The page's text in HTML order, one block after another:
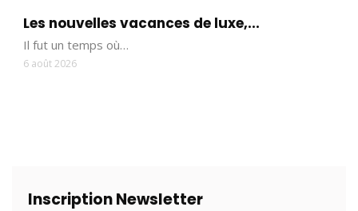
Les nouvelles vacances de luxe,...
Il fut un temps où…
6 août 2026
Inscription Newsletter